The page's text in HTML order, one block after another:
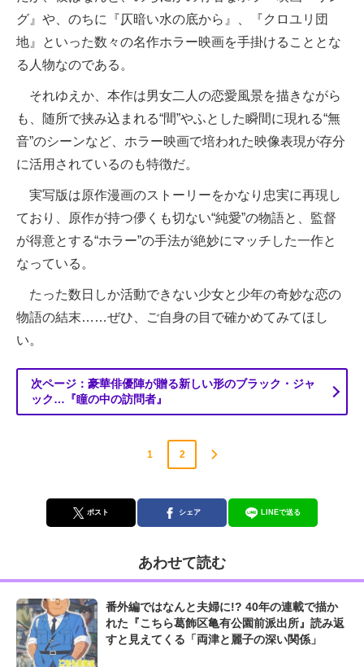
グ』や、のちに『仄暗い水の底から』、『クロユリ団
地』といった数々の名作ホラー映画を手掛けることとな
る人物なのである。
それゆえか、本作は男女二人の恋愛風景を描きながら
も、随所で挟み込まれる“間”やふとした瞬間に現れる“無
音”のシーンなど、ホラー映画で培われた映像表現が存分
に活用されているのも特徴だ。
実写版は原作漫画のストーリーをかなり忠実に再現し
ており、原作が持つ儚くも切ない“純愛”の物語と、監督
が得意とする“ホラー”の手法が絶妙にマッチした一作と
なっている。
たった数日しか活動できない少女と少年の奇妙な恋の
物語の結末……ぜひ、ご自身の目で確かめてみてほし
い。
次ページ：豪華俳優陣が贈る新しい形のブラック・ジャ
ック…『瞳の中の訪問者』
1 2
ポスト シェア LINEで送る
あわせて読む
番外編ではなんと夫婦に!? 40年の連載で描か
れた『こちら葛飾区亀有公園前派出所』読み返
すと見えてくる「両津と麗子の深い関係」